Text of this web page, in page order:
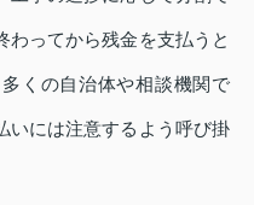
わってから残金を支払うと
くの自治体や相談機関で
いには注意するよう呼び掛